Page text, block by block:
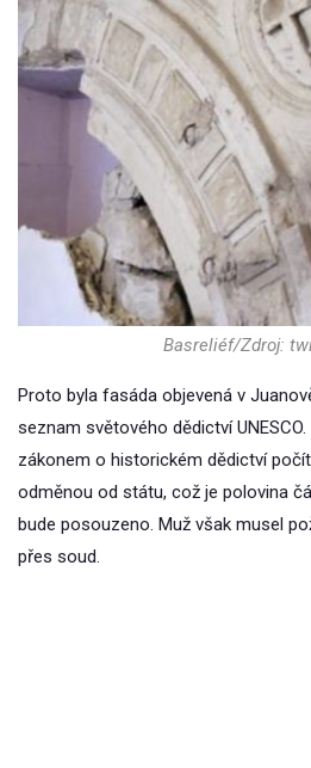
Basreliéf/Zdroj:
Proto byla fasáda objevená v
seznam světového dědictví
zákonem o historickém dědictví
odměnou od státu, což je polovina
bude posouzeno. Muž však musel
přes soud.